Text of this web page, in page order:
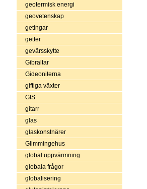
geotermisk energi
geovetenskap
getingar
getter
gevärsskytte
Gibraltar
Gideoniterna
giftiga växter
GIS
gitarr
glas
glaskonstnärer
Glimmingehus
global uppvärmning
globala frågor
globalisering